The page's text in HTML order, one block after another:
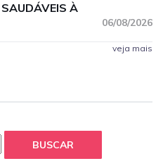
À
06/08/2026
veja mais
BUSCAR